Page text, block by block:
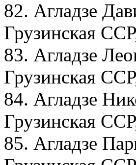
82. Агладзе
Грузинская
83. Агладзе
Грузинская
84. Агладзе
Грузинская
85. Агладзе